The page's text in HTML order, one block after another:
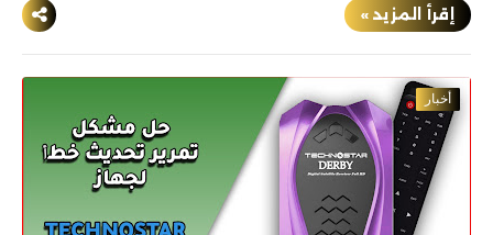
إقرأ المزيد »
أخبار